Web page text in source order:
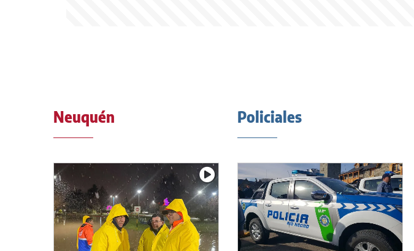
Neuquén Policiales